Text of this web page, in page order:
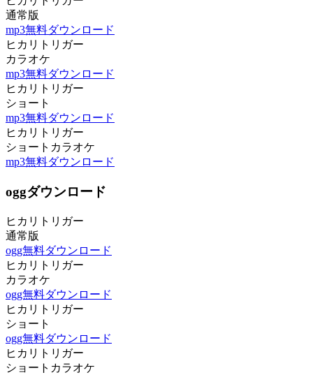
通常版
mp3無料ダウンロード
ヒカリトリガー
カラオケ
mp3無料ダウンロード
ヒカリトリガー
ショート
mp3無料ダウンロード
ヒカリトリガー
ショートカラオケ
mp3無料ダウンロード
oggダウンロード
ヒカリトリガー
通常版
ogg無料ダウンロード
ヒカリトリガー
カラオケ
ogg無料ダウンロード
ヒカリトリガー
ショート
ogg無料ダウンロード
ヒカリトリガー
ショートカラオケ